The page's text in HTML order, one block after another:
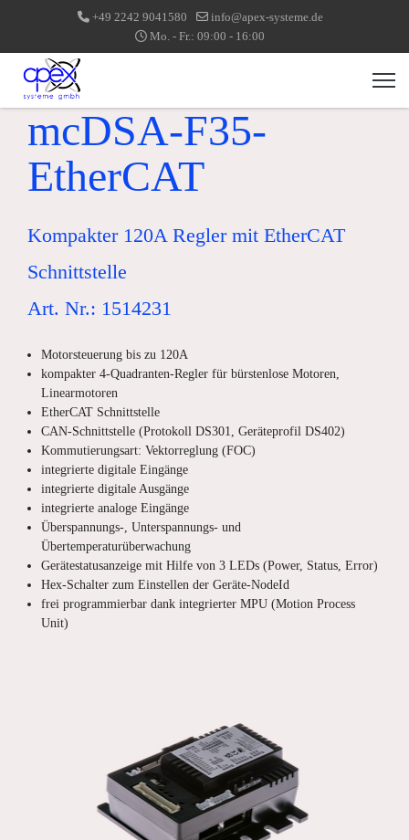
+49 2242 9041580
info@apex-systeme.de
Mo. - Fr.: 09:00 - 16:00
mcDSA-F35-
EtherCAT
Kompakter 120A Regler mit EtherCAT
Schnittstelle
Art. Nr.: 1514231
Motorsteuerung bis zu 120A
kompakter 4-Quadranten-Regler für bürstenlose Motoren,
Linearmotoren
EtherCAT Schnittstelle
CAN-Schnittstelle (Protokoll DS301, Geräteprofil DS402)
Kommutierungsart: Vektorreglung (FOC)
integrierte digitale Eingänge
integrierte digitale Ausgänge
integrierte analoge Eingänge
Überspannungs-, Unterspannungs- und
Übertemperaturüberwachung
Gerätestatusanzeige mit Hilfe von 3 LEDs (Power, Status, Error)
Hex-Schalter zum Einstellen der Geräte-NodeId
frei programmierbar dank integrierter MPU (Motion Process
Unit)